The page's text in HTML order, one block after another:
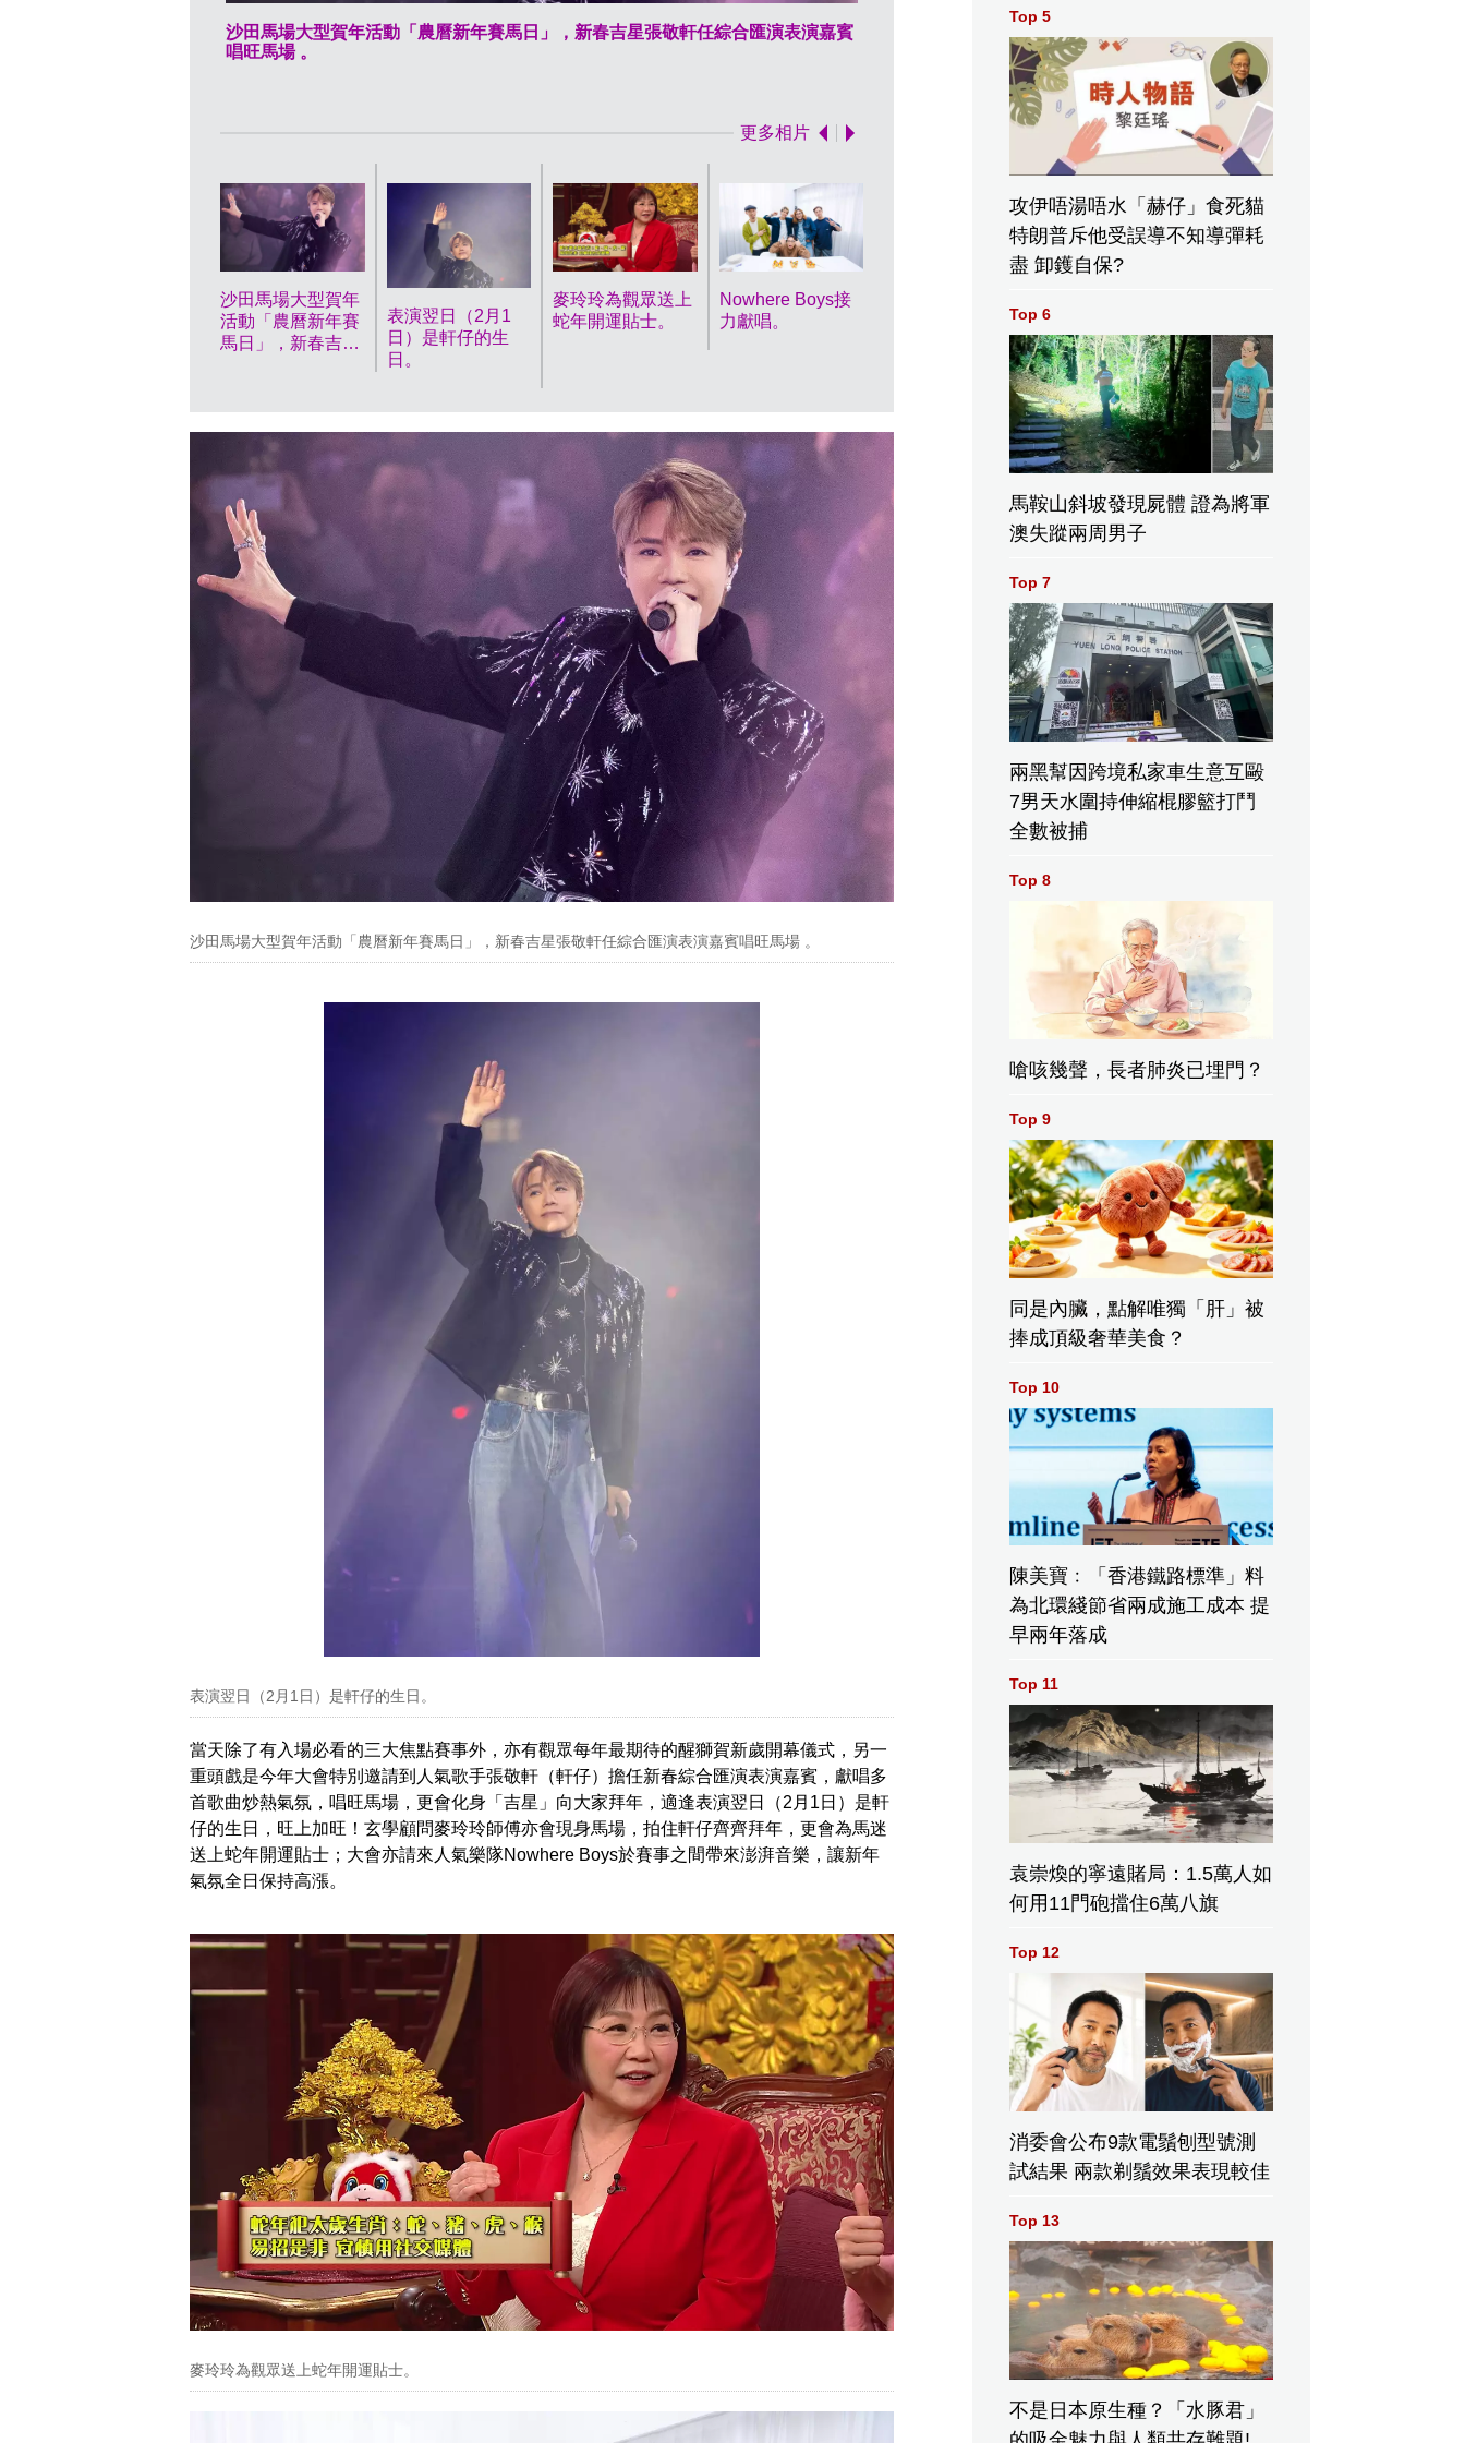
沙田馬場大型賀年活動「農曆新年賽馬日」，新春吉星張敬軒任綜合匯演表演嘉賓
唱旺馬場 。
表演翌日（2月1日）是軒仔的生日。
更多相片
沙田馬場大型賀年
活動「農曆新年賽
馬日」，新春吉星
。
表演翌日（2月1
日）是軒仔的生
日。
麥玲玲為觀眾送上
蛇年開運貼士。
Nowhere Boys接
力獻唱。
沙田馬場大型賀年活動「農曆新年賽馬日」，新春吉星張敬軒任綜合匯演表演嘉賓唱旺馬場 。
表演翌日（2月1日）是軒仔的生日。
當天除了有入場必看的三大焦點賽事外，亦有觀眾每年最期待的醒獅賀新歲開幕儀式，另一
重頭戲是今年大會特別邀請到人氣歌手張敬軒（軒仔）擔任新春綜合匯演表演嘉賓，獻唱多
首歌曲炒熱氣氛，唱旺馬場，更會化身「吉星」向大家拜年，適逢表演翌日（2月1日）是軒
仔的生日，旺上加旺！玄學顧問麥玲玲師傅亦會現身馬場，拍住軒仔齊齊拜年，更會為馬迷
送上蛇年開運貼士；大會亦請來人氣樂隊Nowhere Boys於賽事之間帶來澎湃音樂，讓新年
氣氛全日保持高漲。
麥玲玲為觀眾送上蛇年開運貼士。
Top 5
攻伊唔湯唔水「赫仔」食死貓
特朗普斥他受誤導不知導彈耗
盡 卸鑊自保?
Top 6
馬鞍山斜坡發現屍體 證為將軍
澳失蹤兩周男子
Top 7
兩黑幫因跨境私家車生意互毆
7男天水圍持伸縮棍膠籃打鬥
全數被捕
Top 8
嗆咳幾聲，長者肺炎已埋門？
Top 9
同是內臟，點解唯獨「肝」被
捧成頂級奢華美食？
Top 10
陳美寶﹕「香港鐵路標準」料
為北環綫節省兩成施工成本 提
早兩年落成
Top 11
袁崇煥的寧遠賭局：1.5萬人如
何用11門砲擋住6萬八旗
Top 12
消委會公布9款電鬚刨型號測
試結果 兩款剃鬚效果表現較佳
Top 13
不是日本原生種？「水豚君」